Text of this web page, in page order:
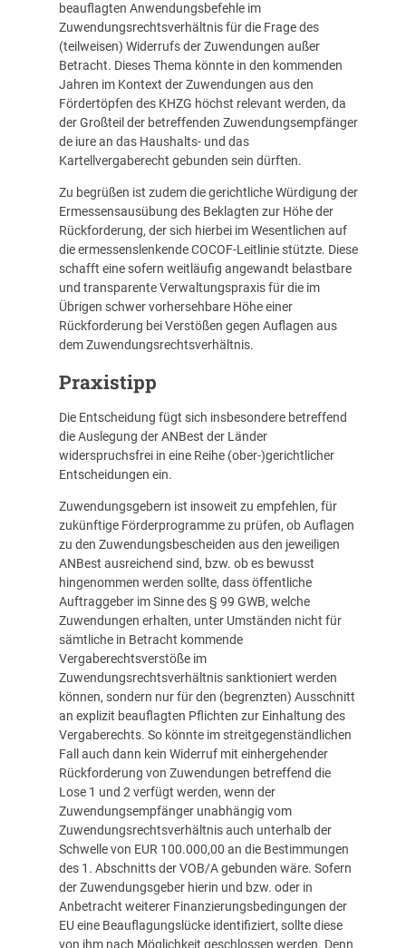
beauflagten Anwendungsbefehle im
Zuwendungsrechtsverhältnis für die Frage des
(teilweisen) Widerrufs der Zuwendungen außer
Betracht. Dieses Thema könnte in den kommenden
Jahren im Kontext der Zuwendungen aus den
Fördertöpfen des KHZG höchst relevant werden, da
der Großteil der betreffenden Zuwendungsempfänger
de iure an das Haushalts- und das
Kartellvergaberecht gebunden sein dürften.
Zu begrüßen ist zudem die gerichtliche Würdigung der
Ermessensausübung des Beklagten zur Höhe der
Rückforderung, der sich hierbei im Wesentlichen auf
die ermessenslenkende COCOF-Leitlinie stützte. Diese
schafft eine sofern weitläufig angewandt belastbare
und transparente Verwaltungspraxis für die im
Übrigen schwer vorhersehbare Höhe einer
Rückforderung bei Verstößen gegen Auflagen aus
dem Zuwendungsrechtsverhältnis.
Praxistipp
Die Entscheidung fügt sich insbesondere betreffend
die Auslegung der ANBest der Länder
widerspruchsfrei in eine Reihe (ober-)gerichtlicher
Entscheidungen ein.
Zuwendungsgebern ist insoweit zu empfehlen, für
zukünftige Förderprogramme zu prüfen, ob Auflagen
zu den Zuwendungsbescheiden aus den jeweiligen
ANBest ausreichend sind, bzw. ob es bewusst
hingenommen werden sollte, dass öffentliche
Auftraggeber im Sinne des § 99 GWB, welche
Zuwendungen erhalten, unter Umständen nicht für
sämtliche in Betracht kommende
Vergaberechtsverstöße im
Zuwendungsrechtsverhältnis sanktioniert werden
können, sondern nur für den (begrenzten) Ausschnitt
an explizit beauflagten Pflichten zur Einhaltung des
Vergaberechts. So könnte im streitgegenständlichen
Fall auch dann kein Widerruf mit einhergehender
Rückforderung von Zuwendungen betreffend die
Lose 1 und 2 verfügt werden, wenn der
Zuwendungsempfänger unabhängig vom
Zuwendungsrechtsverhältnis auch unterhalb der
Schwelle von EUR 100.000,00 an die Bestimmungen
des 1. Abschnitts der VOB/A gebunden wäre. Sofern
der Zuwendungsgeber hierin und bzw. oder in
Anbetracht weiterer Finanzierungsbedingungen der
EU eine Beauflagungslücke identifiziert, sollte diese
von ihm nach Möglichkeit geschlossen werden. Denn